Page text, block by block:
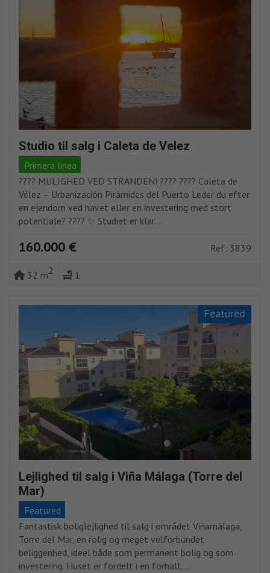
Studio til salg i Caleta de Velez
Primera linea
????️ MULIGHED VED STRANDEN! ???? ???? Caleta de
Vélez – Urbanización Pirámides del Puerto Leder du efter
en ejendom ved havet eller en investering med stort
potentiale? ???? ✨ Studiet er klar...
160.000 € Ref: 3839
32 m2 1
Featured
Lejlighed til salg i Viña Málaga (Torre del
Mar)
Featured
Fantastisk boliglejlighed til salg i området Viñamálaga,
Torre del Mar, en rolig og meget velforbundet
beliggenhed, ideel både som permanent bolig og som
investering. Huset er fordelt i en forhall,...